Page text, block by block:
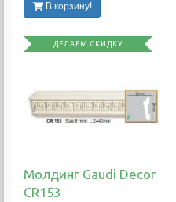
В корзину!
ДЕЛАЕМ СКИДКУ
Молдинг Gaudi Decor
CR153